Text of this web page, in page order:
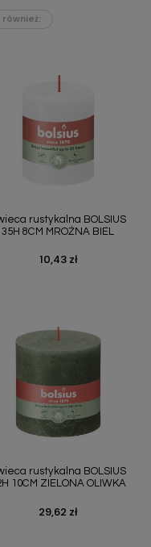
rustykalna BOLSIUS
35H 8CM MROŹNA BIEL
Cena
10,43 zł
rustykalna BOLSIUS
10CM ZIELONA OLIWKA
Cena
29,62 zł